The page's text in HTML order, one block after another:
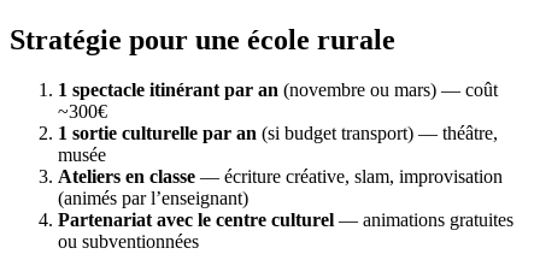
Stratégie pour une école rurale
1 spectacle itinérant par an (novembre ou mars) — coût
~300€
1 sortie culturelle par an (si budget transport) — théâtre,
musée
Ateliers en classe — écriture créative, slam, improvisation
(animés par l’enseignant)
Partenariat avec le centre culturel — animations gratuites
ou subventionnées